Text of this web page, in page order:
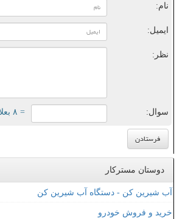
نام:
ایمیل:
نظر:
سوال: = ۸ بعلاوه ۱
دوستان مسترکار
آب شیرین کن - دستگاه آب شیرین کن
خرید و فروش خودرو